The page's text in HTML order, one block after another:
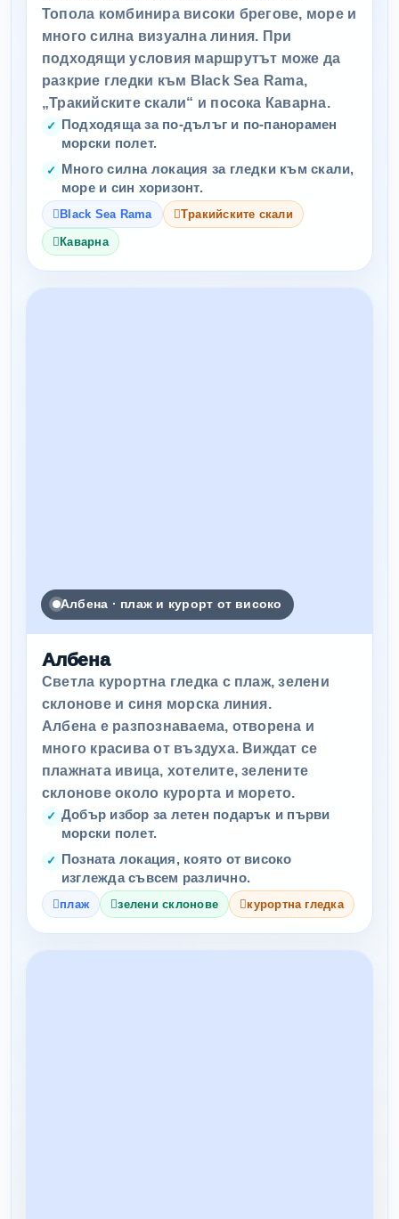
Топола комбинира високи брегове, море и
много силна визуална линия. При
подходящи условия маршрутът може да
разкрие гледки към Black Sea Rama,
„Тракийските скали“ и посока Каварна.
Подходяща за по-дълъг и по-панорамен
морски полет.
Много силна локация за гледки към скали,
море и син хоризонт.
Black Sea Rama Тракийските скали
Каварна
Албена · плаж и курорт от високо
Албена
Светла курортна гледка с плаж, зелени
склонове и синя морска линия.
Албена е разпознаваема, отворена и
много красива от въздуха. Виждат се
плажната ивица, хотелите, зелените
склонове около курорта и морето.
Добър избор за летен подарък и първи
морски полет.
Позната локация, която от високо
изглежда съвсем различно.
плаж зелени склонове курортна гледка